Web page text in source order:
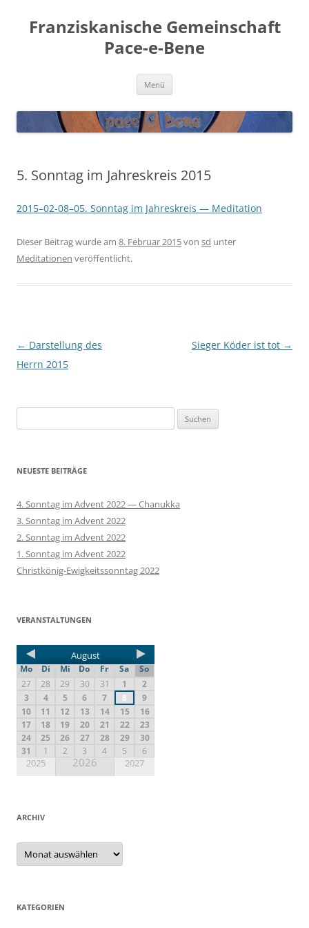
Franziskanische Gemeinschaft
Pace-e-Bene
Menü
5. Sonntag im Jahreskreis 2015
2015–02-08–05. Sonn­tag im Jah­res­kreis — Meditation
Dieser Beitrag wurde am 8. Februar 2015von sd unter
Meditationen veröffentlicht.
Beitragsnavigation
← Darstellung des
Herrn 2015
Sieger Köder ist tot →
nach:
NEUESTE BEITRÄGE
4. Sonntag im Advent 2022 — Chanukka
3. Sonntag im Advent 2022
2. Sonntag im Advent 2022
1. Sonntag im Advent 2022
Christkönig-Ewigkeitssonntag 2022
VERANSTALTUNGEN
August
Mo Di Mi Do Fr Sa
So
27
28 29 30 31 1
2
3
4 5 6 7 8
9
10
11 12 13 14 15
16
17
18 19 20 21 22
23
24
25 26 27 28 29
30
31
1 2 3 4 5 6
2025 2026 2027
ARCHIV
KATEGORIEN